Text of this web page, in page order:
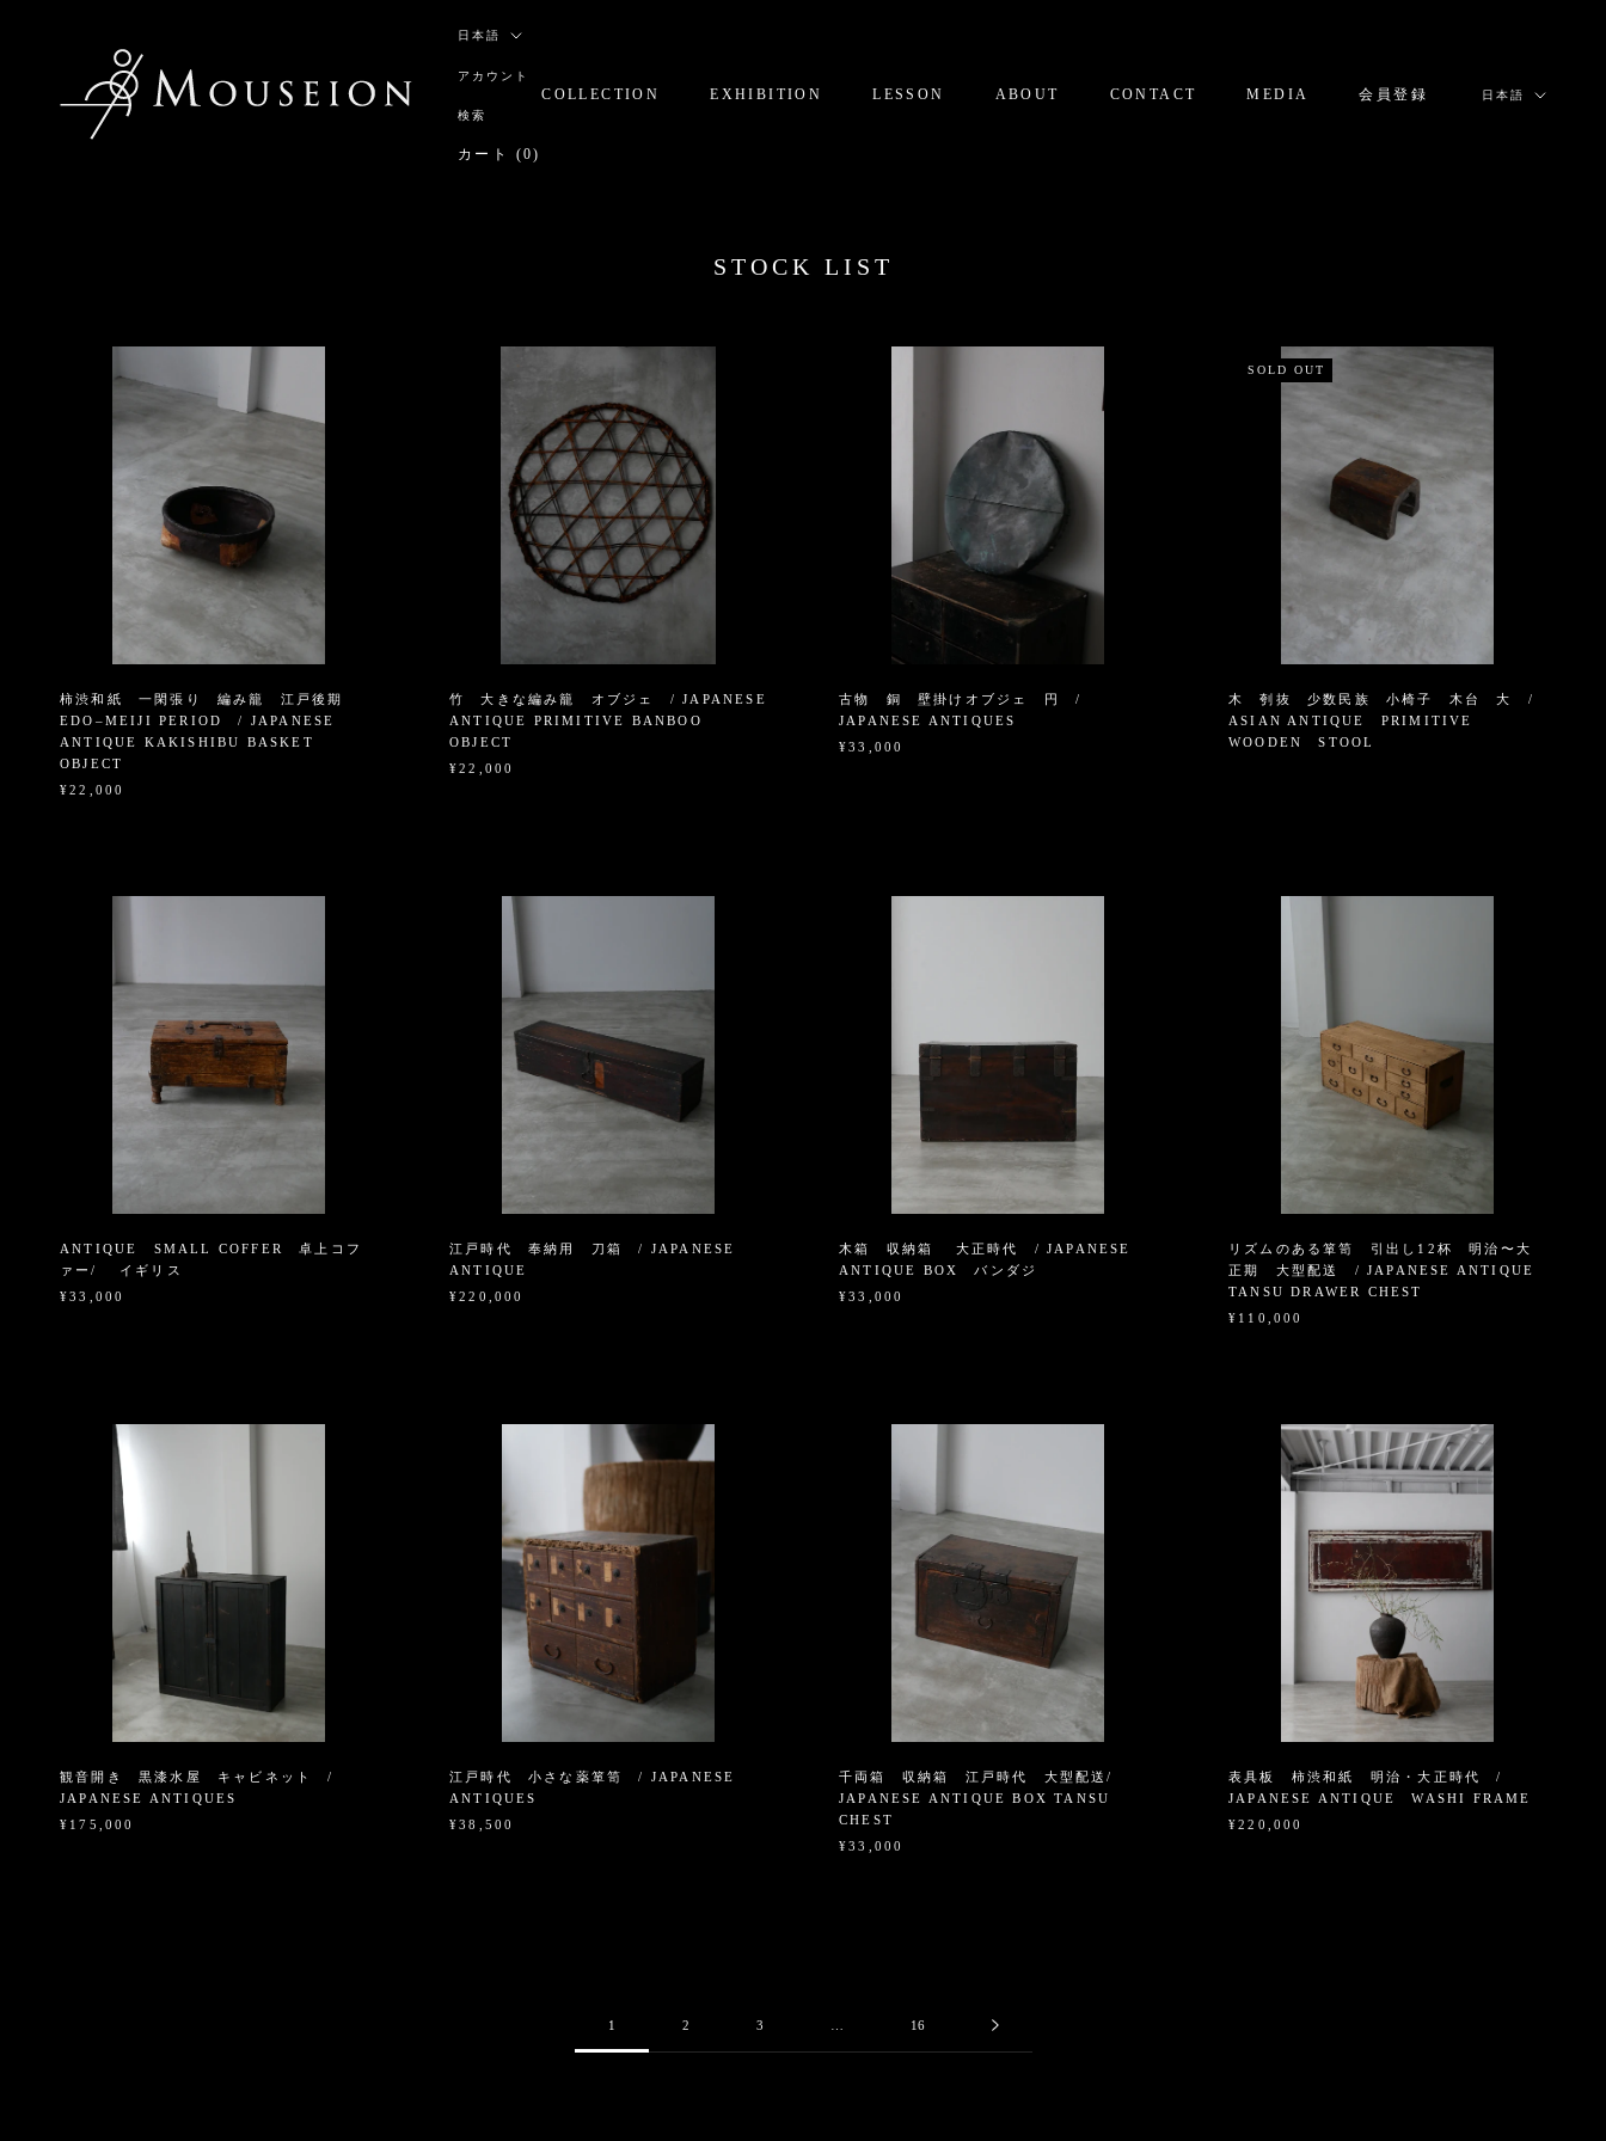
言
日本語
アカウント
検索
カート (0)
COLLECTION EXHIBITION LESSON ABOUT CONTACT MEDIA 会員登録
言
日本語
STOCK LIST
柿渋和紙 一閑張り 編み籠 江戸後期
EDO–MEIJI PERIOD / JAPANESE
ANTIQUE KAKISHIBU BASKET
OBJECT
¥22,000
竹 大きな編み籠 オブジェ / JAPANESE
ANTIQUE PRIMITIVE BANBOO
OBJECT
¥22,000
古物 銅 壁掛けオブジェ 円 /
JAPANESE ANTIQUES
¥33,000
SOLD OUT
木 刳抜 少数民族 小椅子 木台 大 /
ASIAN ANTIQUE PRIMITIVE
WOODEN STOOL
ANTIQUE SMALL COFFER 卓上コフ
ァー/ イギリス
¥33,000
江戸時代 奉納用 刀箱 / JAPANESE
ANTIQUE
¥220,000
木箱 収納箱 大正時代 / JAPANESE
ANTIQUE BOX バンダジ
¥33,000
リズムのある箪笥 引出し12杯 明治〜大
正期 大型配送 / JAPANESE ANTIQUE
TANSU DRAWER CHEST
¥110,000
観音開き 黒漆水屋 キャビネット /
JAPANESE ANTIQUES
¥175,000
江戸時代 小さな薬箪笥 / JAPANESE
ANTIQUES
¥38,500
千両箱 収納箱 江戸時代 大型配送/
JAPANESE ANTIQUE BOX TANSU
CHEST
¥33,000
表具板 柿渋和紙 明治・大正時代 /
JAPANESE ANTIQUE WASHI FRAME
¥220,000
1 2 3 16